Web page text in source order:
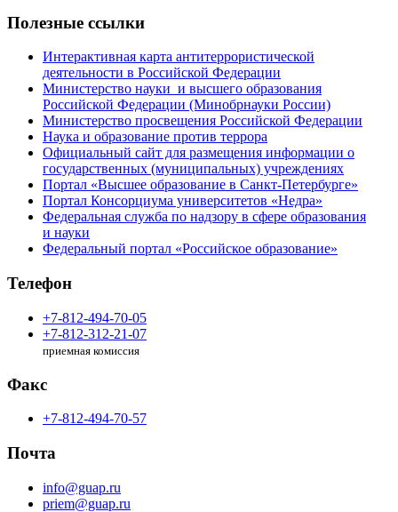
Полезные ссылки
Интерактивная карта антитеррористической
деятельности в Российской Федерации
Министерство науки и высшего образования
Российской Федерации (Минобрнауки России)
Министерство просвещения Российской Федерации
Наука и образование против террора
Официальный сайт для размещения информации о
государственных (муниципальных) учреждениях
Портал «Высшее образование в Санкт-Петербурге»
Портал Консорциума университетов «Недра»
Федеральная служба по надзору в сфере образования
и науки
Федеральный портал «Российское образование»
Телефон
+7-812-494-70-05
+7-812-312-21-07
приемная комиссия
Факс
+7-812-494-70-57
Почта
info@guap.ru
priem@guap.ru